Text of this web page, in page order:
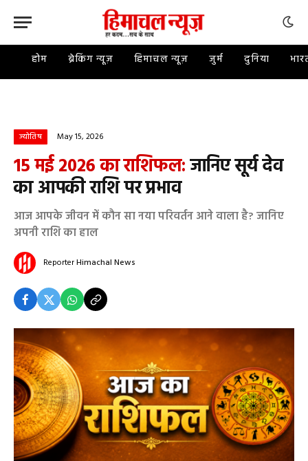
होम ब्रेकिंग न्यूज़ हिमाचल न्यूज़ जुर्म दुनिया
ज्योतिष May 15, 2026
15 मई 2026 का राशिफल:जानिए सूर्य देव
का आपकी राशि पर प्रभाव
आज आपके जीवन में कौन सा नया परिवर्तन आने वाला है? जानिए
अपनी राशि का हाल
ReporterHimachal News